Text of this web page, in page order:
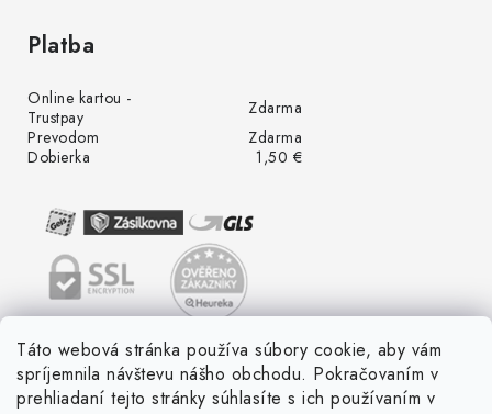
Táto webová stránka používa súbory cookie, aby vám
spríjemnila návštevu nášho obchodu. Pokračovaním v
prehliadaní tejto stránky súhlasíte s ich používaním v
Platba
Online kartou -
Trustpay
Zdarma
Prevodom
Zdarma
Dobierka
1,50 €